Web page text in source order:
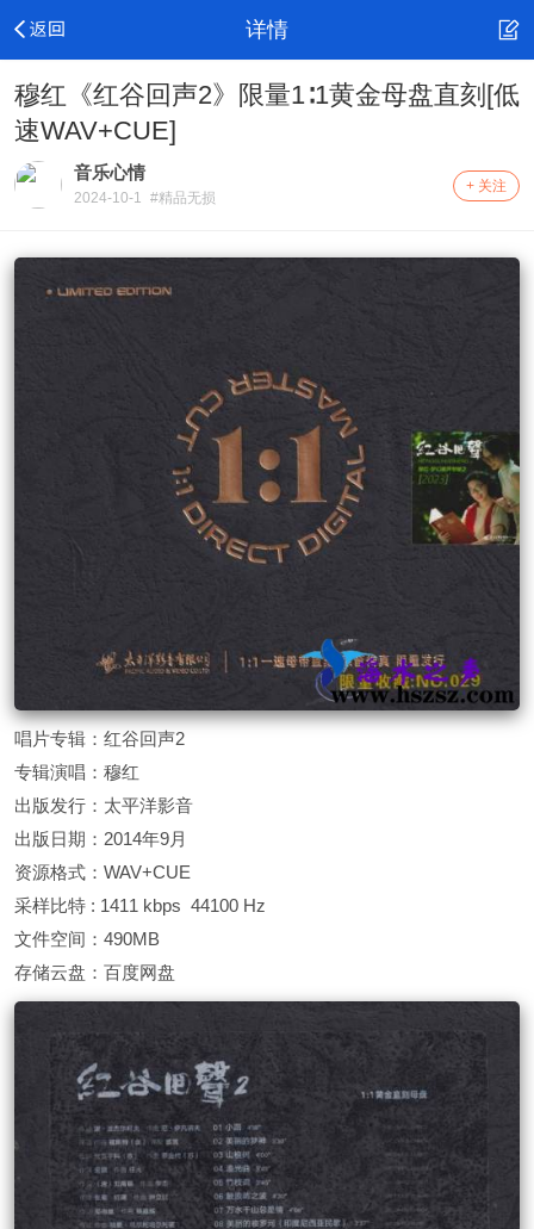
详情
穆红《红谷回声2》限量1∶1黄金母盘直刻[低
速WAV+CUE]
音乐心情
2024-10-1 #精品无损
+ 关注
唱片专辑：红谷回声2
专辑演唱：穆红
出版发行：太平洋影音
出版日期：2014年9月
资源格式：WAV+CUE
采样比特 : 1411 kbps 44100 Hz
文件空间：490MB
存储云盘：百度网盘